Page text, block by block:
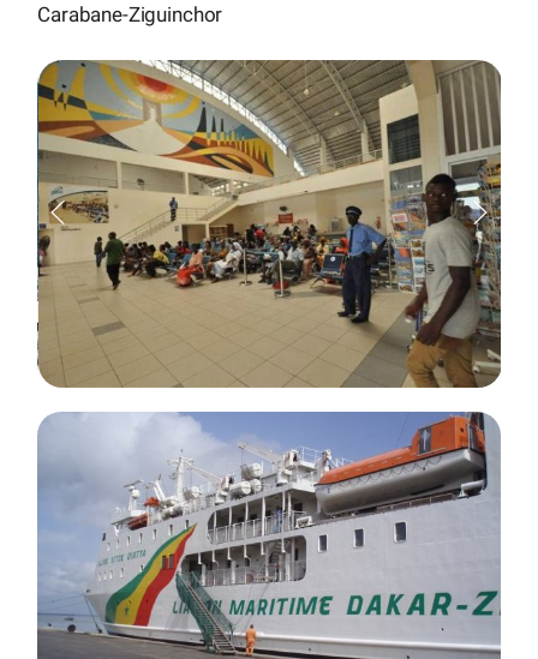
Carabane-Ziguinchor